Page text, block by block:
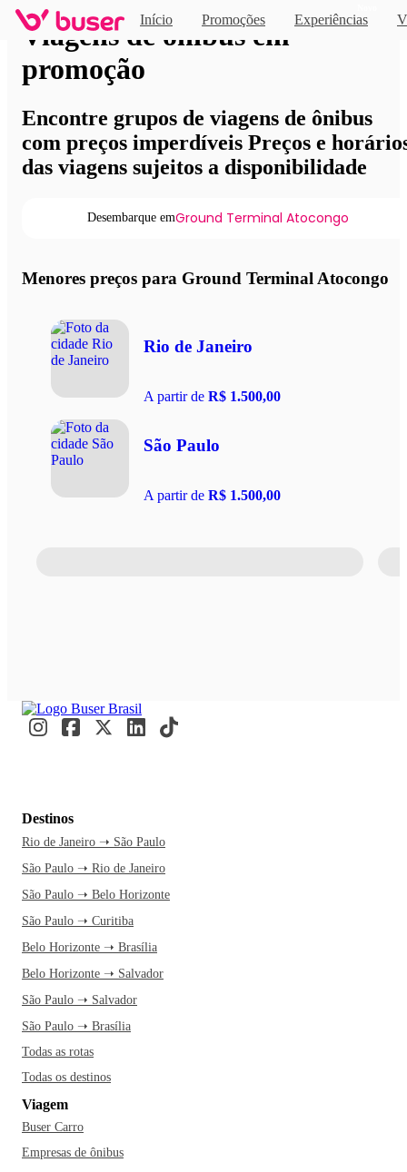
Início Promoções Experiências
Viagens de ônibus em
promoção
Encontre grupos de viagens de ônibus
com preços imperdíveis Preços e
das viagens sujeitos a disponibilidade
Desembarque emGround Terminal Atocongo
Menores preços para Ground Terminal Atocongo
Rio de Janeiro
A partir de R$ 1.500,00
São Paulo
A partir de R$ 1.500,00
Destinos
Rio de Janeiro ➝ São Paulo
São Paulo ➝ Rio de Janeiro
São Paulo ➝ Belo Horizonte
São Paulo ➝ Curitiba
Belo Horizonte ➝ Brasília
Belo Horizonte ➝ Salvador
São Paulo ➝ Salvador
São Paulo ➝ Brasília
Todas as rotas
Todas os destinos
Viagem
Buser Carro
Empresas de ônibus